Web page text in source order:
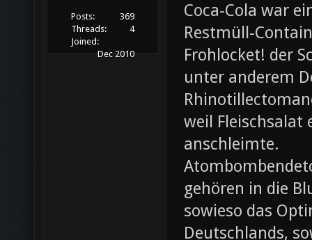
Posts:
369
Threads:
4
Joined:
Dec 2010
Coca-Cola war
Restmüll-
Frohlocket! der
unter anderem
weil Fleischsalat
anschleimte.
gehören in die
sowieso das
Deutschlands,